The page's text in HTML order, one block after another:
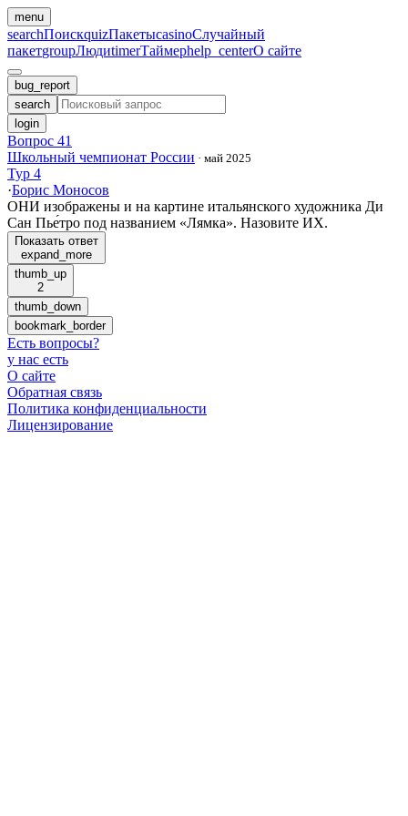
menu
searchПоискquizПакетыcasinoСлучайный
пакетgroupЛюдиtimerТаймерhelp_centerО сайте
bug_report
search
login
Вопрос 41
Школьный чемпионат России · май 2025
Тур 4
·Борис Моносов
ОНИ изображены и на картине итальянского художника Ди
Сан Пье́тро под названием «Лямка». Назовите ИХ.
Показать ответ
expand_more
thumb_up
2
thumb_down
bookmark_border
Есть вопросы?
у нас есть
О сайте
Обратная связь
Политика конфиденциальности
Лицензирование